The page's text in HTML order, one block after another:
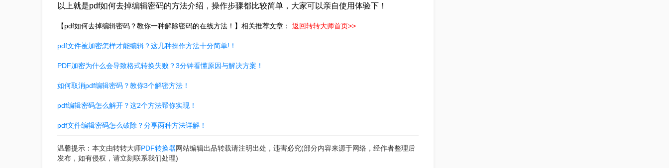
以上就是pdf如何去掉编辑密码的方法介绍，操作步骤都比较简单，大家可以亲自使用体验下！
【pdf如何去掉编辑密码？教你一种解除密码的在线方法！】相关推荐文章： 返回转转大师首页>>
pdf文件被加密怎样才能编辑？这几种操作方法十分简单!！
PDF加密为什么会导致格式转换失败？3分钟看懂原因与解决方案！
如何取消pdf编辑密码？教你3个解密方法！
pdf编辑密码怎么解开？这2个方法帮你实现！
pdf文件编辑密码怎么破除？分享两种方法详解！
温馨提示：本文由转转大师PDF转换器网站编辑出品转载请注明出处，违害必究(部分内容来源于网络，经作者整理后
发布，如有侵权，请立刻联系我们处理)